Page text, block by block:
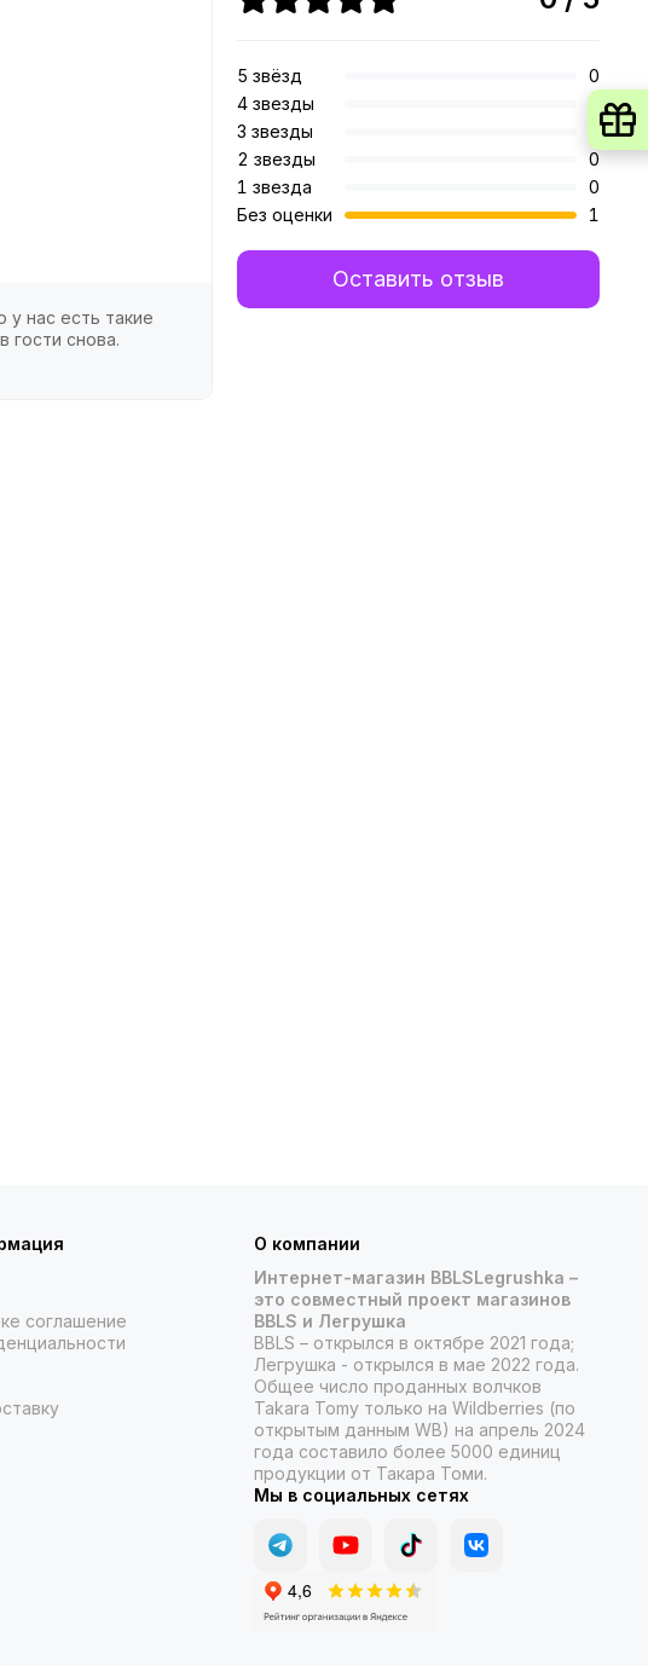
нас есть такие
снова.
5 звёзд
0
4 звезды
3 звезды
2 звезды
0
1 звезда
0
Без оценки
1
Оставить отзыв
соглашение
О компании
Интернет-магазин BBLSLegrushka –
это совместный проект магазинов
BBLS и Легрушка
BBLS – открылся в октябре 2021 года;
Легрушка - открылся в мае 2022 года.
Общее число проданных волчков
Takara Tomy только на Wildberries (по
открытым данным WB) на апрель 2024
года составило более 5000 единиц
продукции от Такара Томи.
Мы в социальных сетях